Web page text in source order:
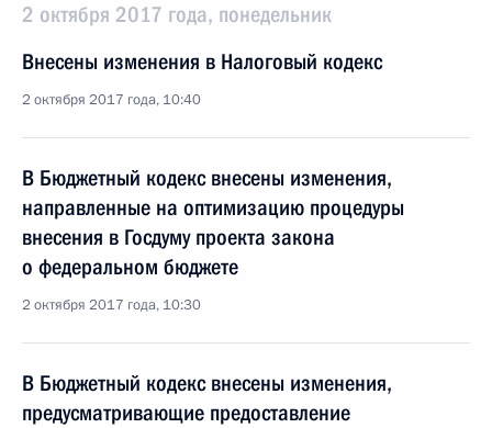
2 октября 2017 года, понедельник
Внесены изменения в Налоговый кодекс
2 октября 2017 года, 10:40
В Бюджетный кодекс внесены изменения,
направленные на оптимизацию процедуры
внесения в Госдуму проекта закона
о федеральном бюджете
2 октября 2017 года, 10:30
В Бюджетный кодекс внесены изменения,
предусматривающие предоставление